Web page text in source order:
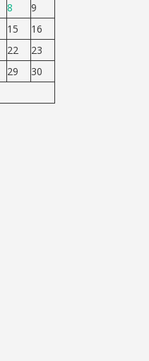
8
9
15
16
22
23
29
30